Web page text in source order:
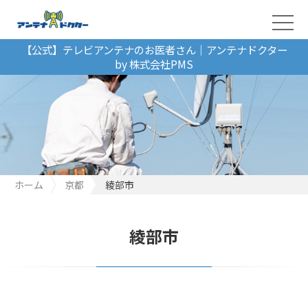
【公式】テレビアンテナのお医者さん｜アンテナドクター
by 株式会社PMS
ホーム 京都 綾部市
綾部市